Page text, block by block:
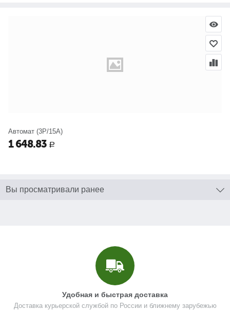
Автомат (3P/15A)
1 648.83 Р
Вы просматривали ранее
Удобная и быстрая доставка
Доставка курьерской службой по России и ближнему зарубежью